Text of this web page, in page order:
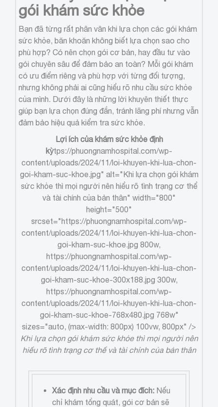
gói khám sức khỏe
Bạn đã từng rất phân vân khi lựa chọn các gói khám
sức khỏe, băn khoăn không biết lựa chọn sao cho
phù hợp? Có nên chọn gói cơ bản, hay đầu tư vào
gói chuyên sâu để đảm bảo an toàn? Mỗi gói khám
có ưu điểm riêng và phù hợp với từng đối tượng,
nhưng không phải ai cũng hiểu rõ nhu cầu sức khỏe
của mình. Dưới đây là những lời khuyên thiết thực
giúp bạn lựa chọn đúng đắn, tránh lãng phí nhưng vẫn
đảm bảo hiệu quả kiểm tra sức khỏe.
Lợi ích của khám sức khỏe định
kỳtps://phuongnamhospital.com/wp-
content/uploads/2024/11/loi-khuyen-khi-lua-chon-
goi-kham-suc-khoe.jpg" alt="Khi lựa chọn gói khám
sức khỏe thì mọi người nên hiểu rõ tình trạng cơ thể
và tài chính của bản thân" width="800"
height="500"
srcset="https://phuongnamhospital.com/wp-
content/uploads/2024/11/loi-khuyen-khi-lua-chon-
goi-kham-suc-khoe.jpg 800w,
https://phuongnamhospital.com/wp-
content/uploads/2024/11/loi-khuyen-khi-lua-chon-
goi-kham-suc-khoe-300x188.jpg 300w,
https://phuongnamhospital.com/wp-
content/uploads/2024/11/loi-khuyen-khi-lua-chon-
goi-kham-suc-khoe-768x480.jpg 768w"
sizes="auto, (max-width: 800px) 100vw, 800px" />
Khi lựa chọn gói khám sức khỏe thì mọi người nên
hiểu rõ tình trạng cơ thể và tài chính của bản thân
Xác định nhu cầu và mục đích: Nếu
chỉ khám tổng quát, gói cơ bản sẽ